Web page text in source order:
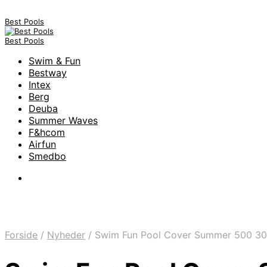
Best Pools
Best Pools
Swim & Fun
Bestway
Intex
Berg
Deuba
Summer Waves
F&hcom
Airfun
Smedbo
Forside / Nyheder / Swim Fun Pool Cover Summer 500